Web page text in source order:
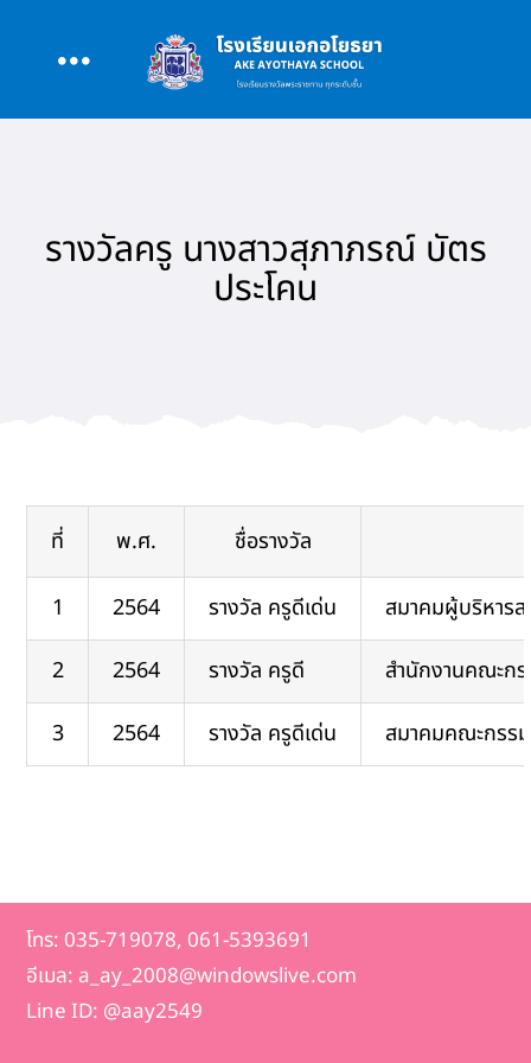
Toggle
ข่าว/กิจกรรม
รางวัลเกียรติยศ
ติดต่อเรา
รางวัลครู นางสาวสุภาภรณ์ บัตร
ประโคน
ที่ พ.ศ. ชื่อรางวัล
1 2564 รางวัล ครูดีเด่น
สมาคมผู้บริหาร
2
2564 รางวัล ครูดี
สำนักงานคณะก
3
2564 รางวัล ครูดีเด่น สมาคมคณะกรร
โทร: 035-719078, 061-5393691
อีเมล: a_ay_2008@windowslive.com
Line ID: @aay2549